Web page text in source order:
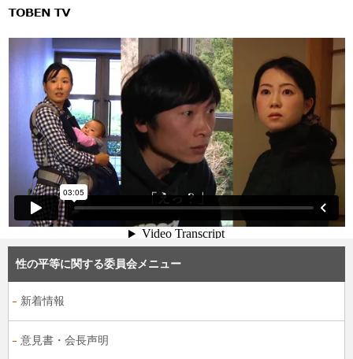
性の平等に関する委員会メニュー
新着情報
意見書・会長声明